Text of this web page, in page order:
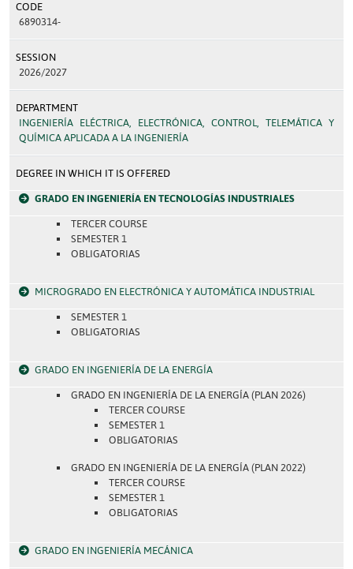
CODE
6890314-
SESSION
2026/2027
DEPARTMENT
INGENIERÍA ELÉCTRICA, ELECTRÓNICA, CONTROL, TELEMÁTICA Y
QUÍMICA APLICADA A LA INGENIERÍA
DEGREE IN WHICH IT IS OFFERED
GRADO EN INGENIERÍA EN TECNOLOGÍAS INDUSTRIALES
TERCER COURSE
SEMESTER 1
OBLIGATORIAS
MICROGRADO EN ELECTRÓNICA Y AUTOMÁTICA INDUSTRIAL
SEMESTER 1
OBLIGATORIAS
GRADO EN INGENIERÍA DE LA ENERGÍA
GRADO EN INGENIERÍA DE LA ENERGÍA (PLAN 2026)
TERCER COURSE
SEMESTER 1
OBLIGATORIAS
GRADO EN INGENIERÍA DE LA ENERGÍA (PLAN 2022)
TERCER COURSE
SEMESTER 1
OBLIGATORIAS
GRADO EN INGENIERÍA MECÁNICA